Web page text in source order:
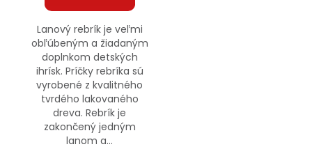
Lanový rebrík je veľmi
obľúbeným a žiadaným
doplnkom detských
ihrísk. Príčky rebríka sú
vyrobené z kvalitného
tvrdého lakovaného
dreva. Rebrík je
zakončený jedným
lanom a...